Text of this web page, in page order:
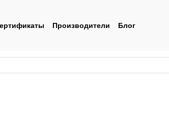
Производители
Блог